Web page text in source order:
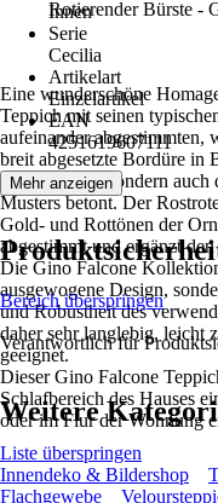
Innen
Serie
Cecilia
Artikelart
Einzelartikel
EAN
4251619607111
Rotierender Bürste -
Eine wunderschöne
Teppich mit seinen
aufeinander abgestimmten,
breit abgesetzte Bordüre in
Rahmen gibt, sondern
Musters betont. Der
Gold- und Rottönen der
abgestimmt und ergänzt
Die Gino Falcone
ausgewogene Design,
und Robustheit des
daher sehr langlebig, leicht
geeignet.
Dieser Gino Falcone
Schlafbereich des Hauses
oder im Flur der Wohnung
Mehr anzeigen
Bereich überspringen
Verantwortlich für
Weitere
Liste überspringen
Innendeko & Bildershop
Flachgewebe